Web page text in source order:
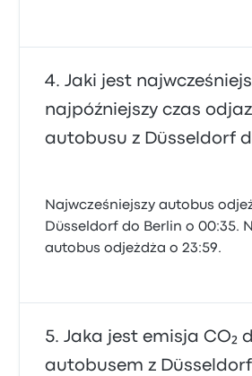
Jaki jest
najpóźniejszy czas
autobusu z Düsseldorf
Najwcześniejszy autobus
Düsseldorf do Berlin o 00:35.
autobus odjeżdża o 23:59.
Jaka jest emisja CO₂
autobusem z